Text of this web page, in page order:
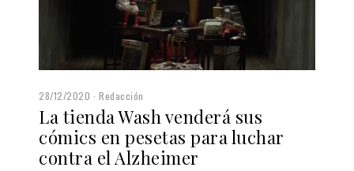
28/12/2020 Redacción
La tienda Wash venderá sus
cómics en pesetas para luchar
contra el Alzheimer